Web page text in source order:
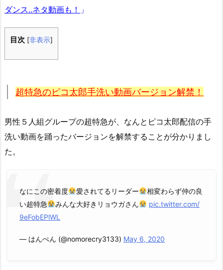
ダンス..ネタ動画も！ 」
目次 [非表示]
超特急のピコ太郎手洗い動画バージョン解禁！
男性５人組グループの超特急が、なんとピコ太郎配信の手
洗い動画を踊ったバージョンを解禁することが分かりまし
た。
なにこの密着度 愛されてるリーダー
相変わらず仲の良
い超特急
みんな大好きリョウガさん
pic.twitter.com/
9eFobEPlWL
— はんぺん (@nomorecry3133) May 6, 2020